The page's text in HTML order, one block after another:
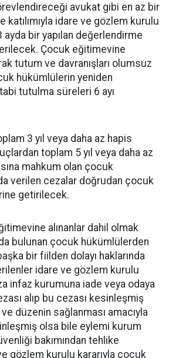
avukat gibi en az bir
katılımıyla idare ve gözlem kurulu
ayda bir yapılan değerlendirme
Çocuk eğitimevine
tutum ve davranışları olumsuz
hükümlülerin yeniden
tutulma süreleri 6 ayı
3 yıl veya daha az hapis
toplam 5 yıl veya daha az
mahkum olan çocuk
verilen cezalar doğrudan çocuk
getirilecek.
alınanlar dahil olmak
bulunan çocuk hükümlülerden
bir fiilden dolayı haklarında
idare ve gözlem kurulu
infaz kurumuna iade veya odaya
alıp bu cezası kesinleşmiş
düzenin sağlanması amacıyla
olsa bile eylemi kurum
bakımından tehlike
gözlem kurulu kararıyla çocuk